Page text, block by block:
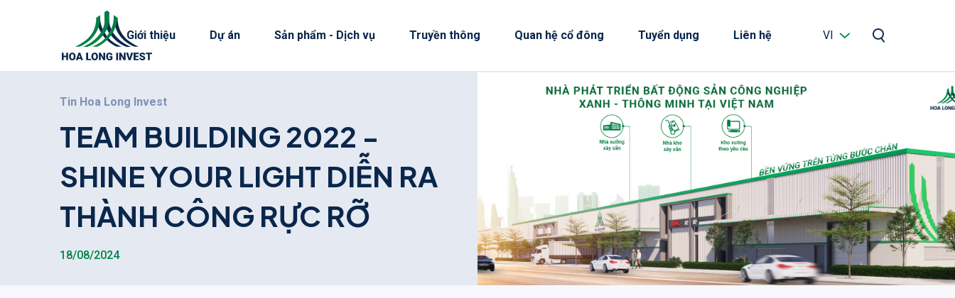
Giới thiệu Dự án Sản phẩm - Dịch vụ Truyền thông Quan hệ cổ đông Tuyển dụng Liên hệ VI
Tin Hoa Long Invest
TEAM BUILDING2022 -
SHINEYOUR LIGHT DIỄN RA
THÀNH CÔNG RỰC RỠ
18/08/2024